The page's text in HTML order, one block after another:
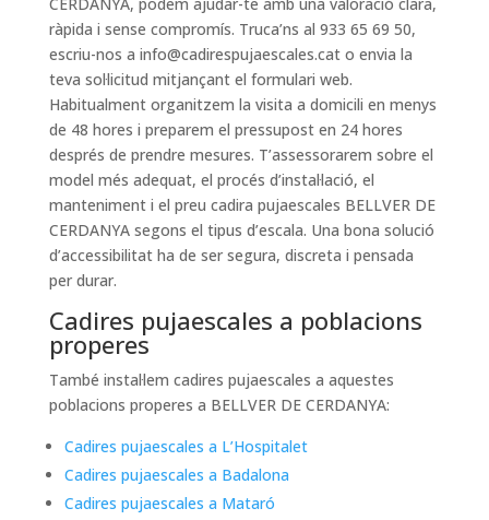
CERDANYA, podem ajudar-te amb una valoració clara,
ràpida i sense compromís. Truca’ns al 933 65 69 50,
escriu-nos a info@cadirespujaescales.cato envia la
teva sol·licitud mitjançant el formulari web.
Habitualment organitzem la visita a domicili en menys
de 48 hores i preparem el pressupost en 24 hores
després de prendre mesures. T’assessorarem sobre el
model més adequat, el procés d’instal·lació, el
manteniment i el preu cadira pujaescales BELLVER DE
CERDANYA segons el tipus d’escala. Una bona solució
d’accessibilitat ha de ser segura, discreta i pensada
per durar.
Cadires pujaescales a poblacions
properes
També instal·lem cadires pujaescales a aquestes
poblacions properes a BELLVER DE CERDANYA:
Cadires pujaescales a L’Hospitalet
Cadires pujaescales a Badalona
Cadires pujaescales a Mataró